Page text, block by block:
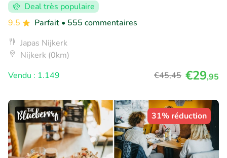
Deal très populaire
9.5
Parfait • 555 commentaires
Japas Nijkerk
Nijkerk (0km)
Vendu : 1.149
€45,45 €29,95
31% réduction